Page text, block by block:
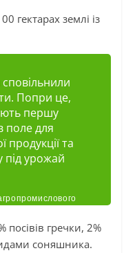
гектарах землі із
Попри це,
першу
поле для
та
під урожай
посівів гречки, 2%
соняшника.